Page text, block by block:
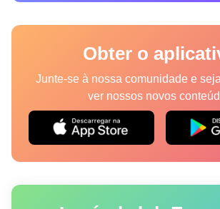
Obter o
Junte-se à nossa comunidade e
ver nossos novos